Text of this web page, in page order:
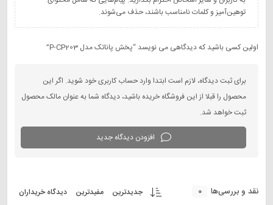
توهین‌آمیز و کلمات نامناسب باشند، حذف می‌شوند.
اولین کسی باشید که دیدگاهی می نویسد “پخش پاناتک مدل P-CP203”
برای ثبت دیدگاه، لازم است ابتدا وارد حساب کاربری خود شوید. اگر این
محصول را قبلا از این فروشگاه خریده باشید، دیدگاه شما به عنوان مالک محصول
ثبت خواهد شد.
افزودن دیدگاه جدید
نقد و بررسی‌ها 0 جدیدترین مفیدترین دیدگاه خریداران